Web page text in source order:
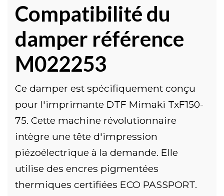
Compatibilité du
damper référence
M022253
Ce damper est spécifiquement conçu
pour l'imprimante DTF Mimaki TxF150-
75. Cette machine révolutionnaire
intègre une tête d'impression
piézoélectrique à la demande. Elle
utilise des encres pigmentées
thermiques certifiées ECO PASSPORT.